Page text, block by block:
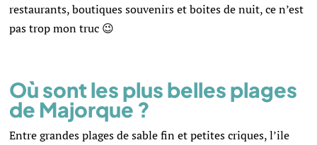
restaurants, boutiques souvenirs et boites de nuit, ce n’est
pas trop mon truc 😉
Où sont les plus belles plages
de Majorque ?
Entre grandes plages de sable fin et petites criques, l’ile